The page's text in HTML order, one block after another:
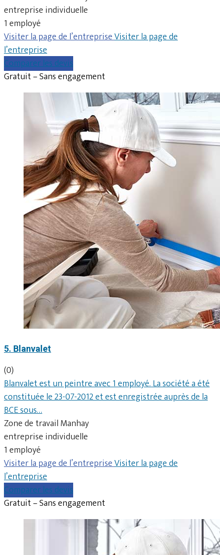
entreprise individuelle
1 employé
Visiter la page de l’entrepriseVisiter la page de
l’entreprise
Comparer les devis
Gratuit – Sans engagement
5. Blanvalet
(0)
Blanvalet est un peintre avec 1 employé. La société a été
constituée le 23-07-2012 et est enregistrée auprès de la
BCE sous…
Zone de travail Manhay
entreprise individuelle
1 employé
Visiter la page de l’entrepriseVisiter la page de
l’entreprise
Comparer les devis
Gratuit – Sans engagement